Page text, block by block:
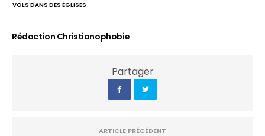
VOLS DANS DES ÉGLISES
Rédaction Christianophobie
Partager
ARTICLE PRÉCÉDENT